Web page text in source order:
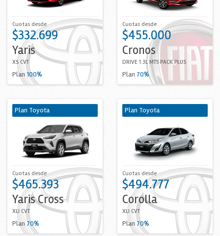
Cuotas desde
$332.699
Yaris
XS CVT
Plan 100%
Cuotas desde
$455.000
Cronos
DRIVE 1.3L MT5 PACK PLUS
Plan 70%
Plan Toyota
Cuotas desde
$465.393
Yaris Cross
XLI CVT
Plan 70%
Plan Toyota
Cuotas desde
$494.777
Corolla
XLI CVT
Plan 70%